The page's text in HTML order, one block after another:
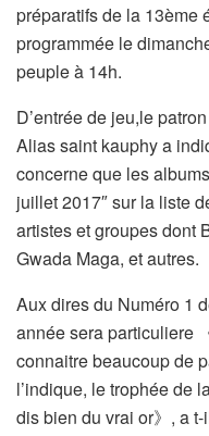
préparatifs de la 13ème
programmée le
peuple à 14h.
D’entrée de jeu,le
Alias saint kauphy a
concerne que les
juillet 2017″ sur la liste
artistes et groupes dont
Gwada Maga, et autres.
Aux dires du Numéro 1
année sera particuliere
connaitre beaucoup de
l’indique, le trophée de
dis bien du vrai or》, a